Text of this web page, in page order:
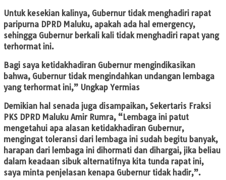
Untuk kesekian kalinya, Gubernur tidak menghadiri rapat
paripurna DPRD Maluku, apakah ada hal emergency,
sehingga Gubernur berkali kali tidak menghadiri rapat yang
terhormat ini.
Bagi saya ketidakhadiran Gubernur mengindikasikan
bahwa, Gubernur tidak mengindahkan undangan lembaga
yang terhormat ini,” Ungkap Yermias
Demikian hal senada juga disampaikan, Sekertaris Fraksi
PKS DPRD Maluku Amir Rumra, “Lembaga ini patut
mengetahui apa alasan ketidakhadiran Gubernur,
mengingat toleransi dari lembaga ini sudah begitu banyak,
harapan dari lembaga ini dihormati dan dihargai, jika beliau
dalam keadaan sibuk alternatifnya kita tunda rapat ini,
saya minta penjelasan kenapa Gubernur tidak hadir,”.